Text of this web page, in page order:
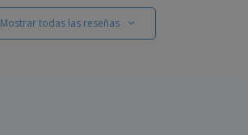
Mostrar todas las reseñas